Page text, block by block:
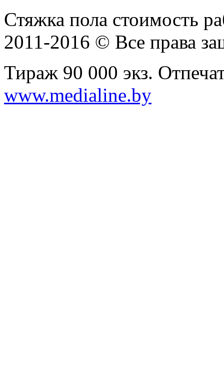
Стяжка пола стоимость
2011-2016 © Все права
Тираж 90 000 экз.
www.medialine.by